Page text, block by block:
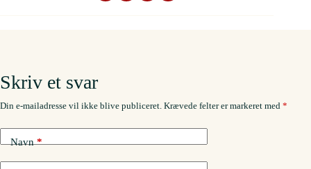
Skriv et svar
Din e-mailadresse vil ikke blive publiceret. Krævede felter er markeret med *
Navn*